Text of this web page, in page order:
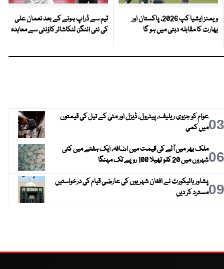
ویمنز ایشیا کپ 2026، پاکستان اور
بھارت کا مقابلہ دبئی میں ہو گا
ٹیم سے ڈراپ ہونے کے بعد نعمان علی
کی نئی اننگز، لنکاشائر کاؤنٹی سے معاہدہ
03عوام کو جزوی ریلیف، پیٹرول، ڈیزل اور مٹی کے تیل کی قیمتوں
میں کمی
06ملک بھر میں آٹے کی قیمت میں اضافہ، ایک ہفتے میں کئی
شہروں میں 20 کلو تھیلا 100 روپے تک مہنگا
09پشاور ہائیکورٹ نے افغان شہریوں کی عارضی قیام کی درخواستیں
مسترد کر دیں